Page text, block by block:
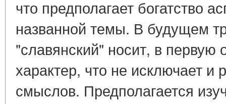
что предполагает богатство
названной темы. В будущем
"славянский" носит, в первую
характер, что не исключает и
смыслов. Предполагается